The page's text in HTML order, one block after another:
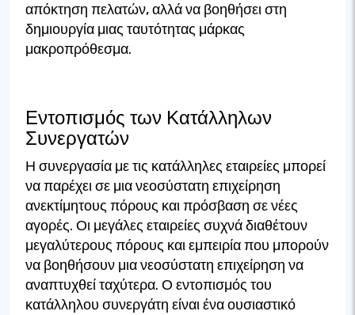
απόκτηση πελατών, αλλά να βοηθήσει στη
δημιουργία μιας ταυτότητας μάρκας
μακροπρόθεσμα.
Εντοπισμός των Κατάλληλων
Συνεργατών
Η συνεργασία με τις κατάλληλες εταιρείες μπορεί
να παρέχει σε μια νεοσύστατη επιχείρηση
ανεκτίμητους πόρους και πρόσβαση σε νέες
αγορές. Οι μεγάλες εταιρείες συχνά διαθέτουν
μεγαλύτερους πόρους και εμπειρία που μπορούν
να βοηθήσουν μια νεοσύστατη επιχείρηση να
αναπτυχθεί ταχύτερα. Ο εντοπισμός του
κατάλληλου συνεργάτη είναι ένα ουσιαστικό